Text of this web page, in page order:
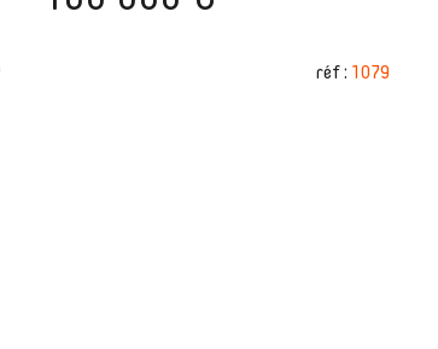
réf : 1079